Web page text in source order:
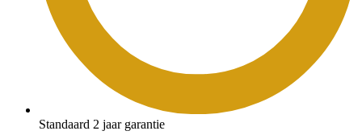
Standaard 2 jaar garantie